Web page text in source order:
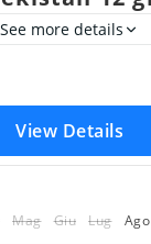
See more details
VIAGGIO 12
-
-
Samarkanda -
View Details
Mag Giu Lug Ago